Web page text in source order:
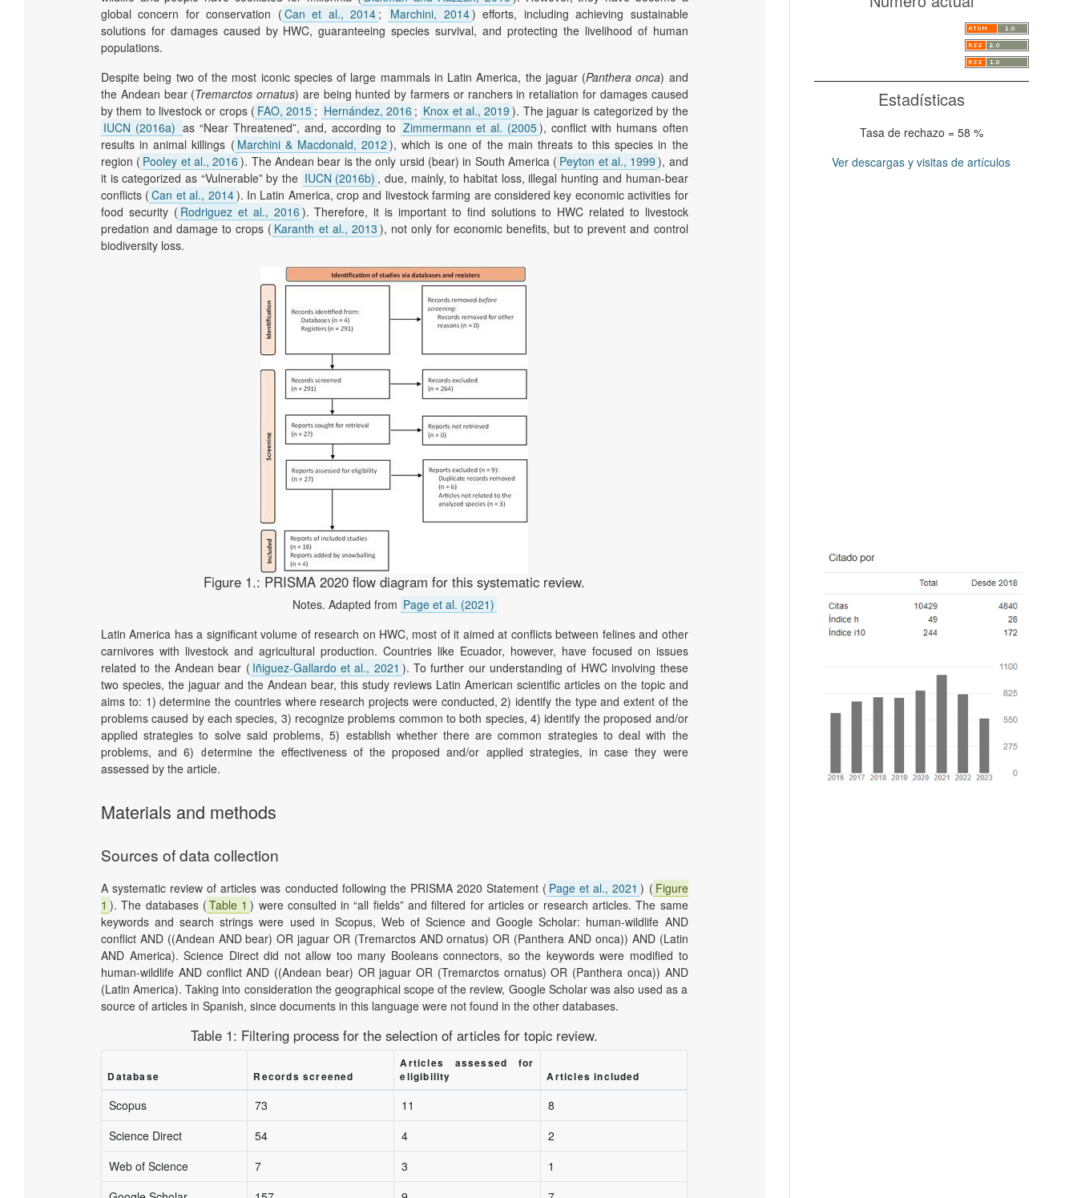
global concern for conservation ( Can et al., 2014 ; Marchini, 2014) efforts, including achieving sustainable
solutions for damages caused by HWC, guaranteeing species survival, and protecting the livelihood of human
populations.
Despite being two of the most iconic species of large mammals in Latin America, the jaguar (Panthera onca) and
the Andean bear (Tremarctos ornatus) are being hunted by farmers or ranchers in retaliation for damages caused
by them to livestock or crops ( FAO, 2015 ; Hernández, 2016 ; Knox et al., 2019 ). The jaguar is categorized by the
IUCN (2016a) as “Near Threatened”, and, according to Zimmermann et al. (2005), conflict with humans often
results in animal killings ( Marchini & Macdonald, 2012 ), which is one of the main threats to this species in the
region ( Pooley et al., 2016 ). The Andean bear is the only ursid (bear) in South America ( Peyton et al., 1999 ), and
it is categorized as “Vulnerable” by the IUCN (2016b) , due, mainly, to habitat loss, illegal hunting and human-bear
conflicts ( Can et al., 2014). In Latin America, crop and livestock farming are considered key economic activities for
food security ( Rodriguez et al., 2016 ). Therefore, it is important to find solutions to HWC related to livestock
predation and damage to crops ( Karanth et al., 2013 ), not only for economic benefits, but to prevent and control
biodiversity loss.
Figure 1.: PRISMA 2020 flow diagram for this systematic review.
Notes. Adapted from Page et al. (2021)
Latin America has a significant volume of research on HWC, most of it aimed at conflicts between felines and other
carnivores with livestock and agricultural production. Countries like Ecuador, however, have focused on issues
related to the Andean bear ( Iñiguez-Gallardo et al., 2021 ). To further our understanding of HWC involving these
two species, the jaguar and the Andean bear, this study reviews Latin American scientific articles on the topic and
aims to: 1) determine the countries where research projects were conducted, 2) identify the type and extent of the
problems caused by each species, 3) recognize problems common to both species, 4) identify the proposed and/or
applied strategies to solve said problems, 5) establish whether there are common strategies to deal with the
problems, and 6) determine the effectiveness of the proposed and/or applied strategies, in case they were
assessed by the article.
Materials and methods
Sources of data collection
A systematic review of articles was conducted following the PRISMA 2020 Statement ( Page et al., 2021 ) ( Figure
1 ). The databases ( Table 1 ) were consulted in “all fields” and filtered for articles or research articles. The same
keywords and search strings were used in Scopus, Web of Science and Google Scholar: human-wildlife AND
conflict AND ((Andean AND bear) OR jaguar OR (Tremarctos AND ornatus) OR (Panthera AND onca)) AND (Latin
AND America). Science Direct did not allow too many Booleans connectors, so the keywords were modified to
human-wildlife AND conflict AND ((Andean bear) OR jaguar OR (Tremarctos ornatus) OR (Panthera onca)) AND
(Latin America). Taking into consideration the geographical scope of the review, Google Scholar was also used as a
source of articles in Spanish, since documents in this language were not found in the other databases.
Table 1: Filtering process for the selection of articles for topic review.
Database Records screened
Articles assessed for
eligibility
Articles included
Scopus 73 11
8
Science Direct
54 4
2
Web of Science
7 3
1
Estadísticas
Tasa de rechazo = 58 %
Ver descargas y visitas de artículos